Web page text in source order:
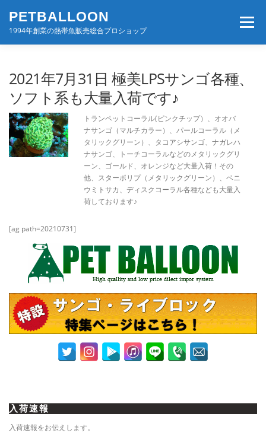
PETBALLOON
1994年創業の熱帯魚販売総合プロショップ
メニュー
BLOG・コンテンツ
2021年7月31日 極美LPSサンゴ各種、
ソフト系も大量入荷です♪
トランペットコーラル(ピンクチップ）、オオバ
ナサンゴ（マルチカラー）、パールコーラル（メ
タリックグリーン）、タコアシサンゴ、ナガレハ
ナサンゴ、トーチコーラルなどのメタリックグリ
ーン、ゴールド、オレンジなど大量入荷！その
他、スターポリプ（メタリックグリーン）、ベニ
ウミトサカ、ディスクコーラル各種なども大量入
荷しております♪
[ag path=20210731]
入荷速報
入荷速報をお伝えします。